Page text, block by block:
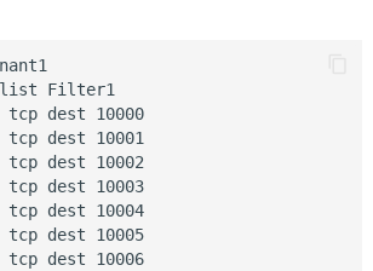
Filter1
tcp dest 10000
tcp dest 10001
tcp dest 10002
tcp dest 10003
tcp dest 10004
tcp dest 10005
tcp dest 10006